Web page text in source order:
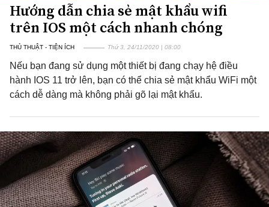
Hướng dẫn chia sẻ mật khẩu wifi
trên IOS một cách nhanh chóng
THỦ THUẬT - TIỆN ÍCH Thứ 3, 24/11/2020 | 08:00
Nếu bạn đang sử dụng một thiết bị đang chạy hệ điều
hành IOS 11 trở lên, bạn có thể chia sẻ mật khẩu WiFi một
cách dễ dàng mà không phải gõ lại mật khẩu.